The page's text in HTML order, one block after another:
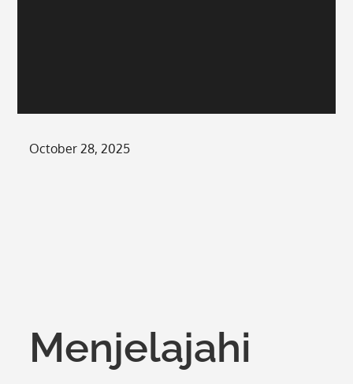
Posted
October 28, 2025
Menjelajahi